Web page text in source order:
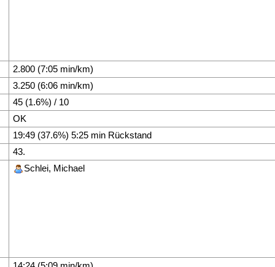
2.800 (7:05 min/km)
3.250 (6:06 min/km)
45 (1.6%) / 10
OK
19:49 (37.6%) 5:25 min Rückstand
43.
Schlei, Michael